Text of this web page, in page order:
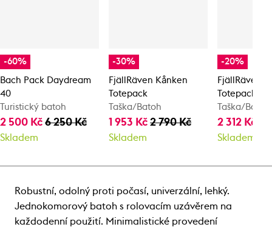
-60%
Bach Pack Daydream
40
Turistický batoh
2 500 Kč 6 250 Kč
Skladem
-30%
FjällRäven Kånken
Totepack
Taška/Batoh
1 953 Kč2 790 Kč
Skladem
-20%
FjällRäven
Totepack
Taška/Batoh
2 312 Kč
Skladem
Robustní, odolný proti počasí, univerzální, lehký.
Jednokomorový batoh s rolovacím uzávěrem na
každodenní použití. Minimalistické provedení